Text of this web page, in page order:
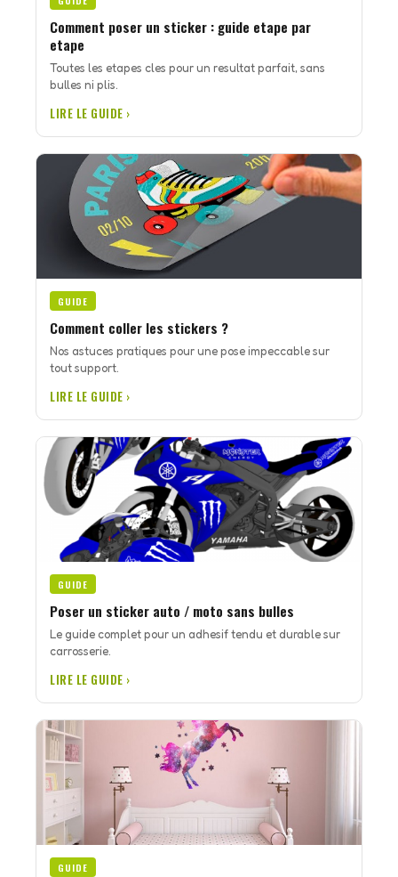
Comment poser un sticker : guide etape par
etape
Toutes les etapes cles pour un resultat parfait, sans
bulles ni plis.
LIRE LE GUIDE ›
GUIDE
Comment coller les stickers ?
Nos astuces pratiques pour une pose impeccable sur
tout support.
LIRE LE GUIDE ›
GUIDE
Poser un sticker auto / moto sans bulles
Le guide complet pour un adhesif tendu et durable sur
carrosserie.
LIRE LE GUIDE ›
GUIDE